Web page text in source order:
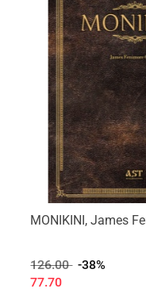
MONIKINI, James
126.00 -38%
77.70